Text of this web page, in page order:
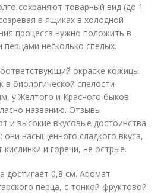
сохраняют товарный вид (до 1
в ящиках в холодной
процесса нужно положить в
несколько спелых.
окраске кожицы.
биологической спелости
у Желтого и Красного быков
названию. Отзывы
и высокие вкусовые достоинства
они насыщенного сладкого вкуса,
и горечи, не острые.
достигает 0,8 см. Аромат
перца, с тонкой фруктовой